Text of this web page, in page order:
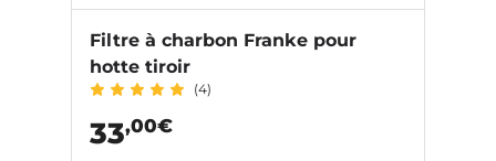
Filtre à charbon Franke pour
hotte tiroir
(4)
33,00€